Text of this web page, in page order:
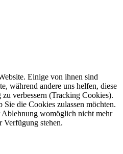
Einige von ihnen sind
während andere uns helfen, diese
verbessern (Tracking Cookies).
Sie die Cookies zulassen möchten.
Ablehnung womöglich nicht mehr
Verfügung stehen.